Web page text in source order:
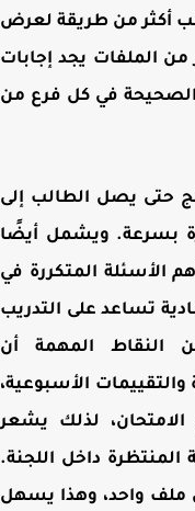
أكثر من طريقة لعرض
الملفات يجد إجابات
في كل فرع من
يصل الطالب إلى
بسرعة. ويشمل أيضًا
الأسئلة المتكررة في
تساعد على التدريب
المهمة أن
الأسبوعية،
لذلك يشعر
داخل اللجنة.
واحد، وهذا يسهل